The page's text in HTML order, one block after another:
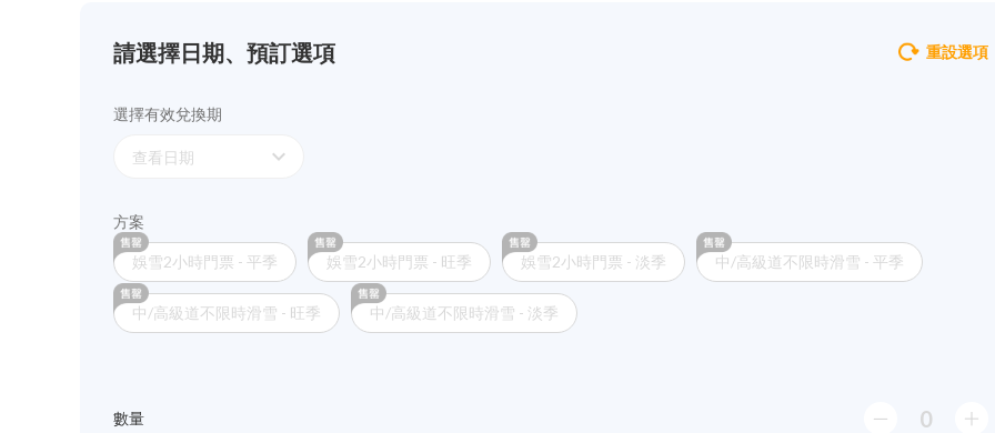
請選擇日期、預訂選項 重設選項
選擇有效兌換期
查看日期 expand_more
方案
娛雪2小時門票 - 平季 娛雪2小時門票 - 旺季 娛雪2小時門票 - 淡季 中/高級道不限時滑雪 - 平季
中/高級道不限時滑雪 - 旺季 中/高級道不限時滑雪 - 淡季
數量 0